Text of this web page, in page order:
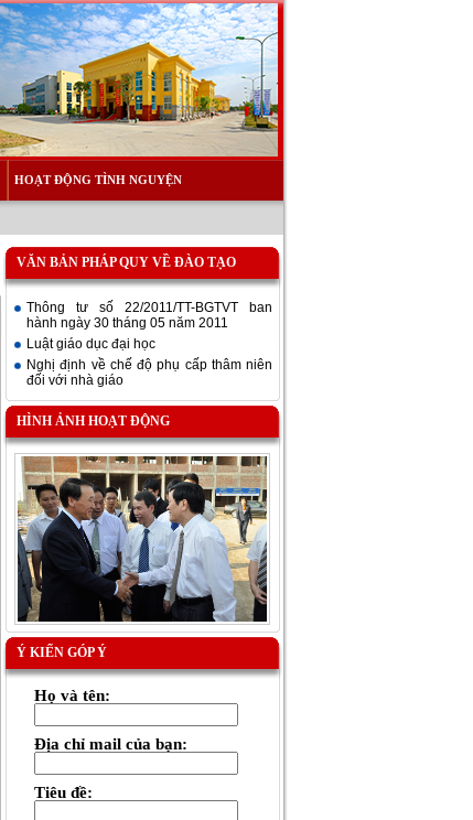
HOẠT ĐỘNG TÌNH NGUYỆN
VĂN BẢN PHÁP QUY VỀ ĐÀO TẠO
Thông tư số 22/2011/TT-BGTVT ban
hành ngày 30 tháng 05 năm 2011
Luật giáo dục đại học
Nghị định về chế độ phụ cấp thâm niên
đối với nhà giáo
HÌNH ẢNH HOẠT ĐỘNG
Ý KIẾN GÓP Ý
Họ và tên:
Địa chỉ mail của bạn:
Tiêu đề: